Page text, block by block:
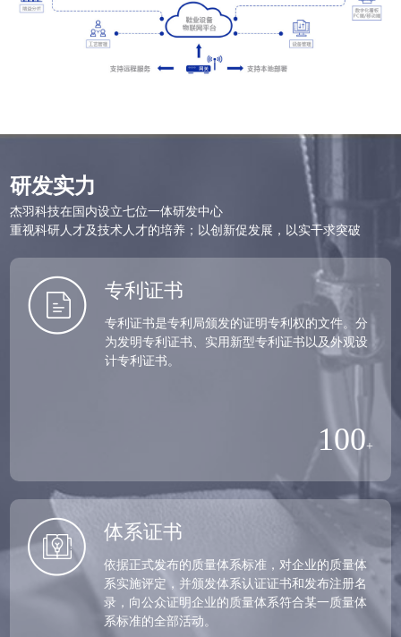
研发实力
杰羽科技在国内设立七位一体研发中心
重视科研人才及技术人才的培养；以创新促发展，以实干求突破
专利证书
专利证书是专利局颁发的证明专利权的文件。分
为发明专利证书、实用新型专利证书以及外观设
计专利证书。
100+
体系证书
依据正式发布的质量体系标准，对企业的质量体
系实施评定，并颁发体系认证证书和发布注册名
录，向公众证明企业的质量体系符合某一质量体
系标准的全部活动。